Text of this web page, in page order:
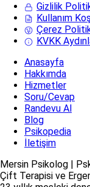
Gizlilik
Kullanım
Çerez
KVKK
Anasayfa
Hakkımda
Hizmetler
Soru/Cevap
Randevu Al
Blog
Psikopedia
İletişim
Mersin Psikolog |
Çift Terapisi ve